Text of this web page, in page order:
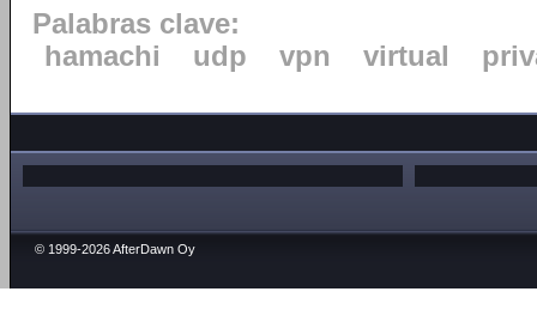
Palabras clave:
hamachi
udp vpn virtual
© 1999-2026 AfterDawn Oy